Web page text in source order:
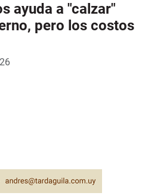
ayuda a "calzar"
pero los costos